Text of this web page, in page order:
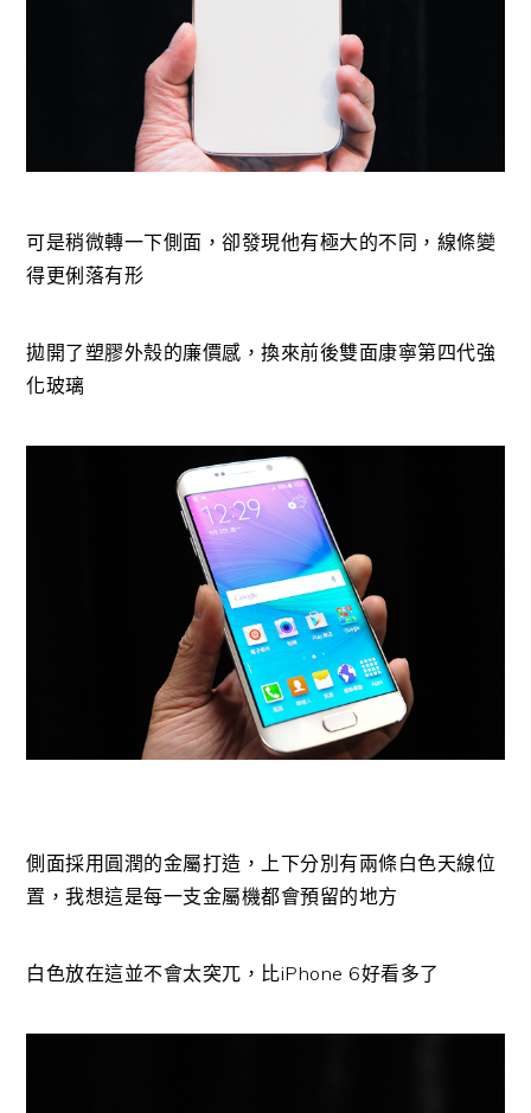
可是稍微轉一下側面，卻發現他有極大的不同，線條變
得更俐落有形
拋開了塑膠外殼的廉價感，換來前後雙面康寧第四代強
化玻璃
側面採用圓潤的金屬打造，上下分別有兩條白色天線位
置，我想這是每一支金屬機都會預留的地方
白色放在這並不會太突兀，比iPhone 6好看多了